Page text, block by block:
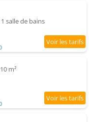
salle de bains
m²